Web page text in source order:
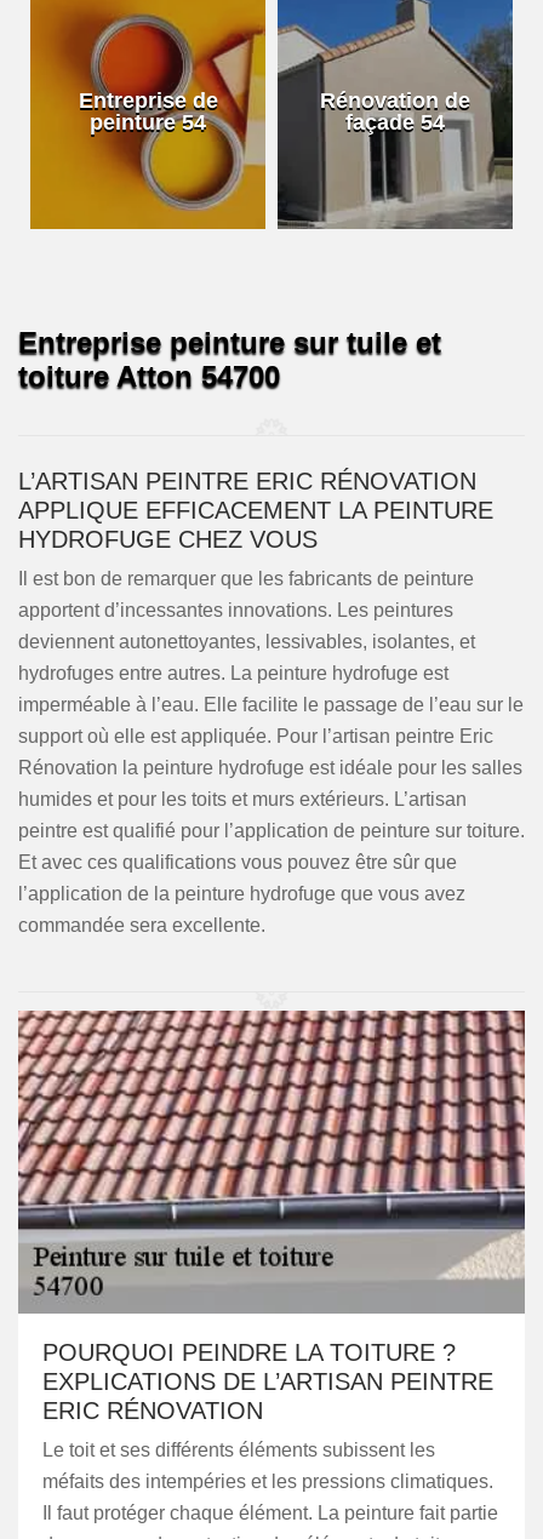
Entreprise de
peinture 54
Rénovation de
façade 54
Entreprise peinture sur tuile et
toiture Atton 54700
L’ARTISAN PEINTRE ERIC RÉNOVATION
APPLIQUE EFFICACEMENT LA PEINTURE
HYDROFUGE CHEZ VOUS
Il est bon de remarquer que les fabricants de peinture
apportent d’incessantes innovations. Les peintures
deviennent autonettoyantes, lessivables, isolantes, et
hydrofuges entre autres. La peinture hydrofuge est
imperméable à l’eau. Elle facilite le passage de l’eau sur le
support où elle est appliquée. Pour l’artisan peintre Eric
Rénovation la peinture hydrofuge est idéale pour les salles
humides et pour les toits et murs extérieurs. L’artisan
peintre est qualifié pour l’application de peinture sur toiture.
Et avec ces qualifications vous pouvez être sûr que
l’application de la peinture hydrofuge que vous avez
commandée sera excellente.
POURQUOI PEINDRE LA TOITURE ?
EXPLICATIONS DE L’ARTISAN PEINTRE
ERIC RÉNOVATION
Le toit et ses différents éléments subissent les
méfaits des intempéries et les pressions climatiques.
Il faut protéger chaque élément. La peinture fait partie